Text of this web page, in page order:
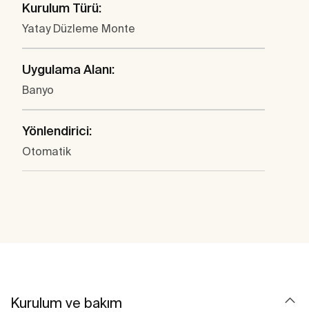
Kurulum Türü:
Yatay Düzleme Monte
Uygulama Alanı:
Banyo
Yönlendirici:
Otomatik
Kurulum ve bakım